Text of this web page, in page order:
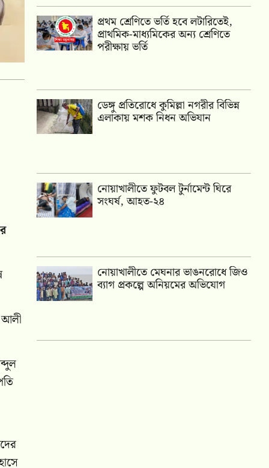
আলী
প্রথম শ্রেণিতে ভর্তি হবে লটারিতেই,
প্রাথমিক-মাধ্যমিকের অন্য শ্রেণিতে
পরীক্ষায় ভর্তি
ডেঙ্গু প্রতিরোধে কুমিল্লা নগরীর বিভিন্ন
এলাকায় মশক নিধন অভিযান
নোয়াখালীতে ফুটবল টুর্নামেন্ট ঘিরে
সংঘর্ষ, আহত-২৪
নোয়াখালীতে মেঘনার ভাঙনরোধে জিও
ব্যাগ প্রকল্পে অনিয়মের অভিযোগ